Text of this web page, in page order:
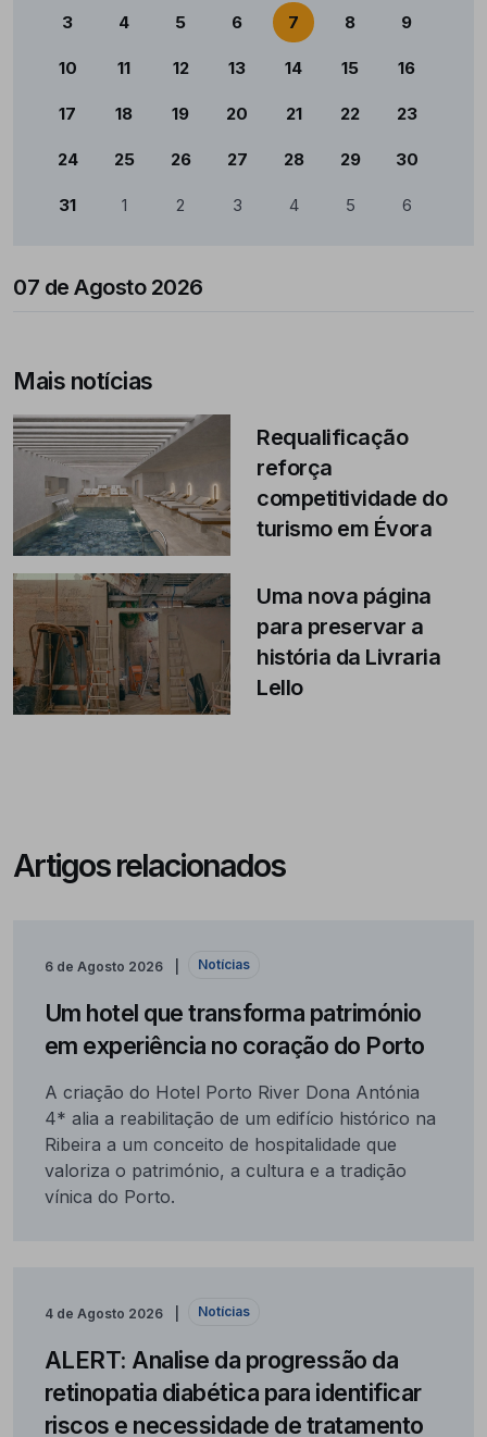
3 4 5 6 7 8 9
10 11 12 13 14 15 16
17 18 19 20 21 22 23
24 25 26 27 28 29 30
31 1 2 3 4 5 6
07 de Agosto 2026
Mais notícias
Requalificação
reforça
competitividade do
turismo em Évora
Uma nova página
para preservar a
história da Livraria
Lello
Artigos relacionados
6 de Agosto 2026 Notícias
Um hotel que transforma património
em experiência no coração do Porto
A criação do Hotel Porto River Dona Antónia
4* alia a reabilitação de um edifício histórico na
Ribeira a um conceito de hospitalidade que
valoriza o património, a cultura e a tradição
vínica do Porto.
4 de Agosto 2026 Notícias
ALERT: Analise da progressão da
retinopatia diabética para identificar
riscos e necessidade de tratamento